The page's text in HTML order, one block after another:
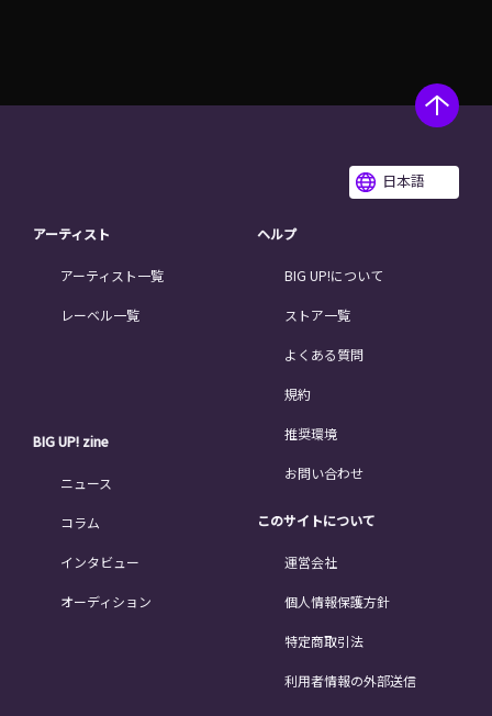
日本語
アーティスト
アーティスト一覧
レーベル一覧
BIG UP! zine
ニュース
コラム
インタビュー
オーディション
ヘルプ
BIG UP!について
ストア一覧
よくある質問
規約
推奨環境
お問い合わせ
このサイトについて
運営会社
個人情報保護方針
特定商取引法
利用者情報の外部送信